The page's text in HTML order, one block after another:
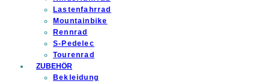
Lastenfahrrad
Mountainbike
Rennrad
S-Pedelec
Tourenrad
ZUBEHÖR
Bekleidung